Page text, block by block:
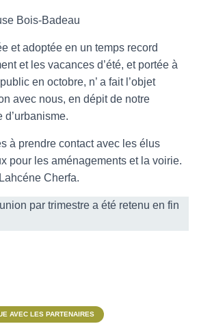
Bois-Badeau
et adoptée en un temps record
et les vacances d’été, et portée à
en octobre, n’ a fait l’objet
avec nous, en dépit de notre
d’urbanisme.
à prendre contact avec les élus
pour les aménagements et la voirie.
Cherfa.
par trimestre a été retenu en fin
AVEC LES PARTENAIRES